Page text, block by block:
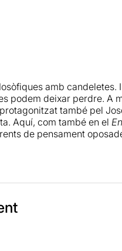
amb candeletes.
podem deixar perdre. A
també pel
Aquí, com també en el
de pensament
lletges –però
el nucli de
lliure. Un text
un incontestable Josep
disputes més. Crec que